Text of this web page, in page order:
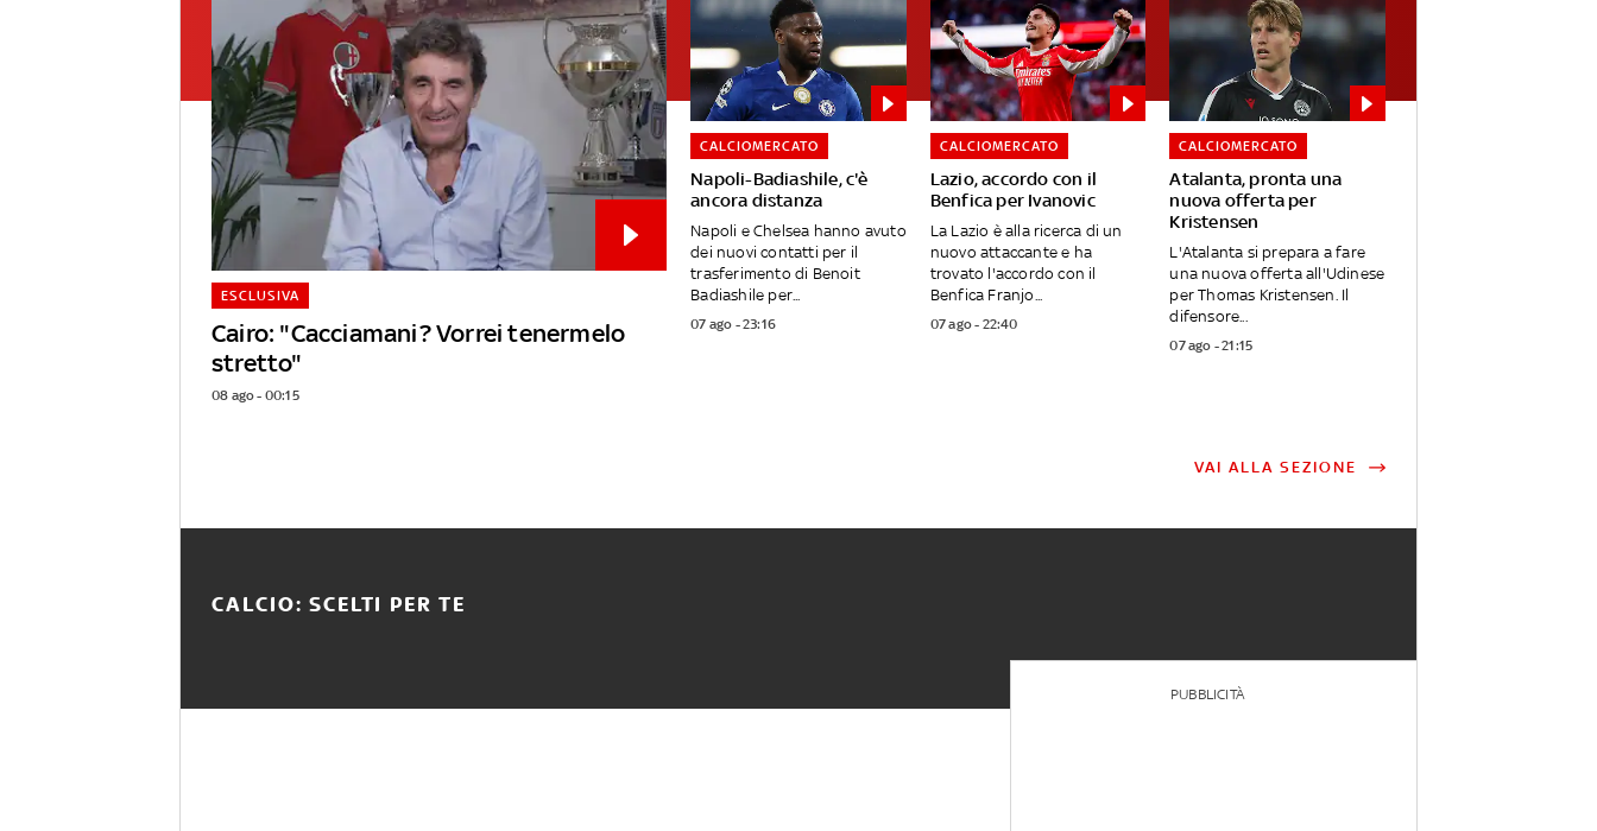
Cairo: "Cacciamani? Vorrei tenermelo
stretto"
ESCLUSIVA
08 ago - 00:15
Napoli-Badiashile, c'è
ancora distanza
CALCIOMERCATO
Napoli e Chelsea hanno avuto
dei nuovi contatti per il
trasferimento di Benoit
Badiashile per...
07 ago - 23:16
Lazio, accordo con il
Benfica per Ivanovic
CALCIOMERCATO
La Lazio è alla ricerca di un
nuovo attaccante e ha
trovato l'accordo con il
Benfica Franjo...
07 ago - 22:40
Atalanta, pronta una
nuova offerta per
Kristensen
CALCIOMERCATO
L'Atalanta si prepara a fare
una nuova offerta all'Udinese
per Thomas Kristensen. Il
difensore...
07 ago - 21:15
VAI ALLA SEZIONE
CALCIO: SCELTI PER TE
PUBBLICITÀ